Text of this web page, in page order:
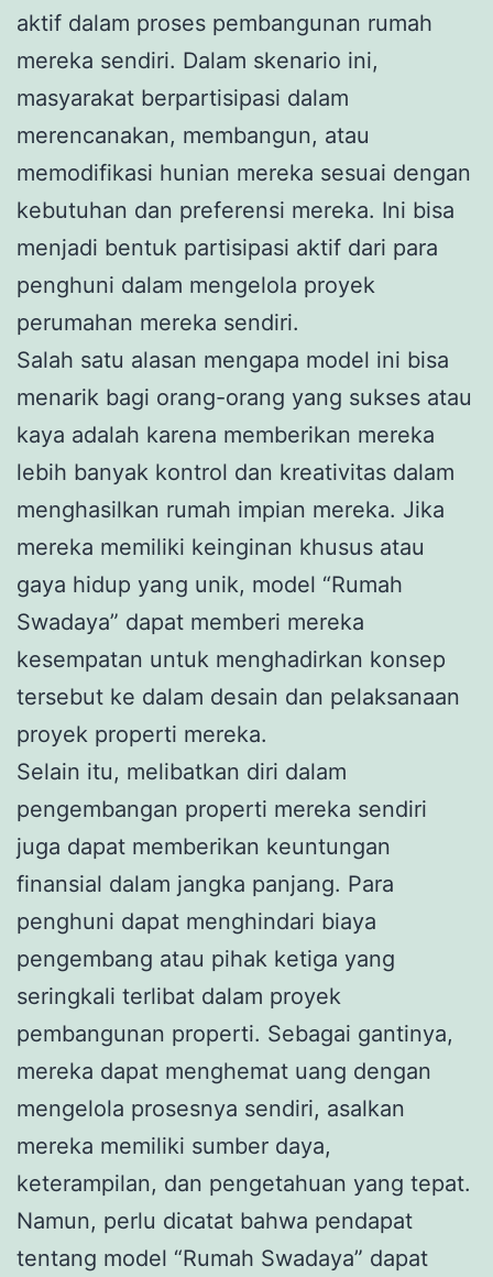
aktif dalam proses pembangunan rumah
mereka sendiri. Dalam skenario ini,
masyarakat berpartisipasi dalam
merencanakan, membangun, atau
memodifikasi hunian mereka sesuai dengan
kebutuhan dan preferensi mereka. Ini bisa
menjadi bentuk partisipasi aktif dari para
penghuni dalam mengelola proyek
perumahan mereka sendiri.
Salah satu alasan mengapa model ini bisa
menarik bagi orang-orang yang sukses atau
kaya adalah karena memberikan mereka
lebih banyak kontrol dan kreativitas dalam
menghasilkan rumah impian mereka. Jika
mereka memiliki keinginan khusus atau
gaya hidup yang unik, model “Rumah
Swadaya” dapat memberi mereka
kesempatan untuk menghadirkan konsep
tersebut ke dalam desain dan pelaksanaan
proyek properti mereka.
Selain itu, melibatkan diri dalam
pengembangan properti mereka sendiri
juga dapat memberikan keuntungan
finansial dalam jangka panjang. Para
penghuni dapat menghindari biaya
pengembang atau pihak ketiga yang
seringkali terlibat dalam proyek
pembangunan properti. Sebagai gantinya,
mereka dapat menghemat uang dengan
mengelola prosesnya sendiri, asalkan
mereka memiliki sumber daya,
keterampilan, dan pengetahuan yang tepat.
Namun, perlu dicatat bahwa pendapat
tentang model “Rumah Swadaya” dapat